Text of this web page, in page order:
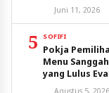
Juni 11, 2026
5 SOFIFI
Pokja
Menu
yang Lulus
Agustus 5, 2026